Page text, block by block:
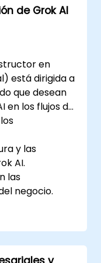
de la IA
de Grok AI
en
está dirigida a
que desean
en los flujos de
y las
AI.
las
negocio.
de
impulsados